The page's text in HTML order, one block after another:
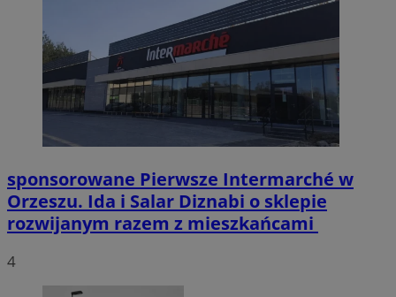
sponsorowane Pierwsze Intermarché w
Orzeszu. Ida i Salar Diznabi o sklepie
rozwijanym razem z mieszkańcami
4